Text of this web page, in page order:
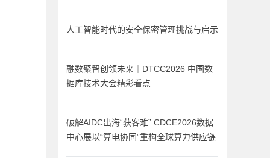
人工智能时代的安全保密管理挑战与启示
融数聚智创领未来｜DTCC2026 中国数
据库技术大会精彩看点
破解AIDC出海“获客难” CDCE2026数据
中心展以“算电协同”重构全球算力供应链